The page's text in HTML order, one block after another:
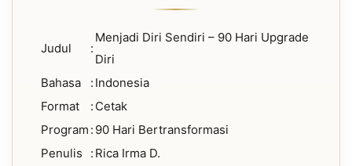
Judul :
Menjadi Diri Sendiri – 90 Hari Upgrade
Diri
Bahasa
: Indonesia
Format
: Cetak
Program : 90 Hari Bertransformasi
Penulis
: Rica Irma D.